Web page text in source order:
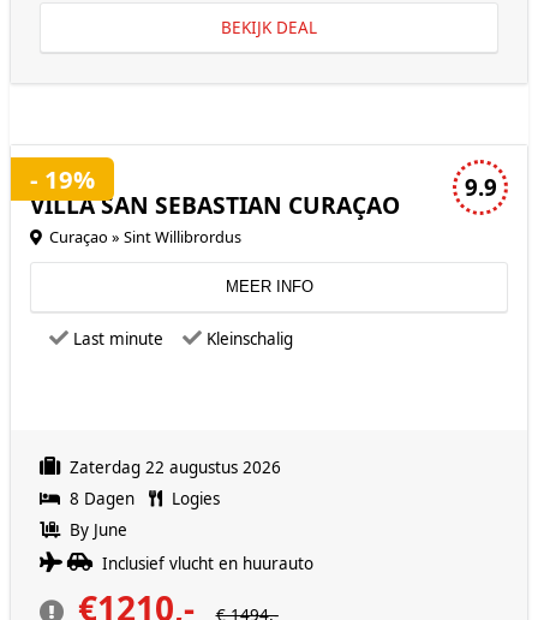
BEKIJK DEAL
9.9
3 sterren accommodatie
VILLA SAN SEBASTIAN CURAÇAO
Curaçao » Sint Willibrordus
MEER INFO
Last minute Kleinschalig
Zaterdag 22 augustus 2026
8 Dagen
Logies
By June
Inclusief vlucht en huurauto
€1210,- € 1494,-
- 19%